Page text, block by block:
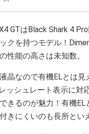
GTはBlack Shark 4
クを持つモデル！
性能の高さは未知数。
晶なので有機ELとは見
ッシュレート表示に対
きるのが魅力！有機EL
きにくいのも長所とい